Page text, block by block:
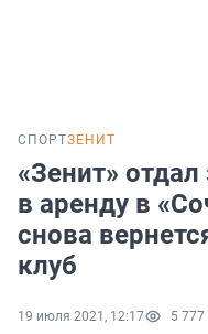
СПОРТЗЕНИТ
«Зенит»
в аренду в
снова
клуб
19 июля 2021, 12:17 5 777